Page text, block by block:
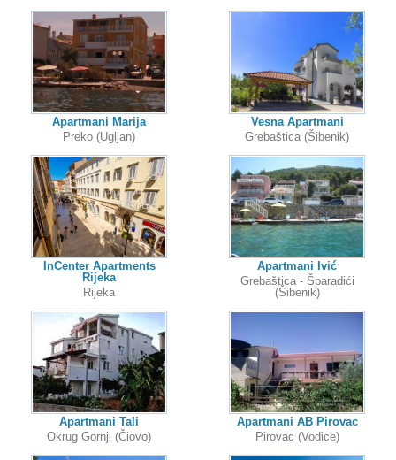
Apartmani Marija
Preko (Ugljan)
InCenter Apartments
Rijeka
Rijeka
Apartmani Tali
Okrug Gornji (Čiovo)
Vesna Apartmani
Grebaštica (Šibenik)
Apartmani Ivić
Grebaštica - Šparadići
(Šibenik)
Apartmani AB Pirovac
Pirovac (Vodice)